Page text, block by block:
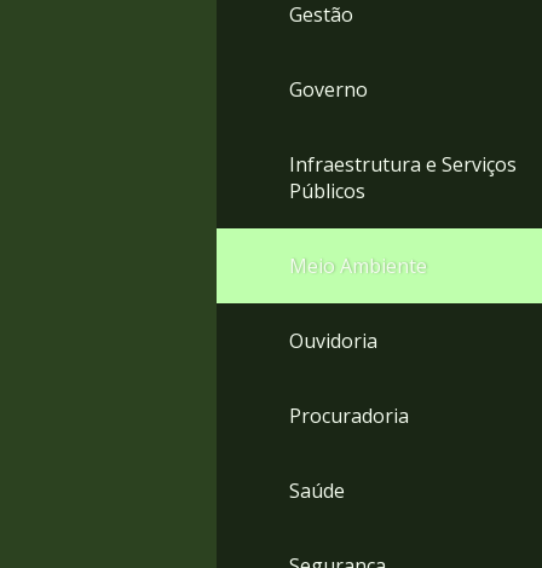
Gestão
Governo
Infraestrutura e Serviços
Públicos
Meio Ambiente
Ouvidoria
Procuradoria
Saúde